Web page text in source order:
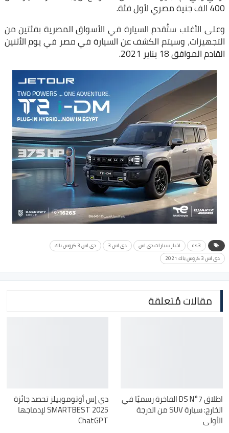
400 الف جنية مصري لأول فئة.
وعلى الأغلب ستُقدم السيارة في الأسواق المصرية بفئتين من
التجهيزات، وسيتم الكشف عن السيارة في مصر في يوم الأثنين
القادم الموافق 18 يناير 2021.
ds3 اخبار سيارات دي اس دي اس 3
دي اس 3 كروس باك
دي اس 3 كروس باك 2021
مقالات مُتعلقة
اطلاق DS N°7 الفاخرة رسميًا في
الخارج: سيارة SUV من الدرجة
الأولى
دي إس أوتوموبيلز تحصد جائزة
SMARTBEST 2025 لإدماجها
ChatGPT